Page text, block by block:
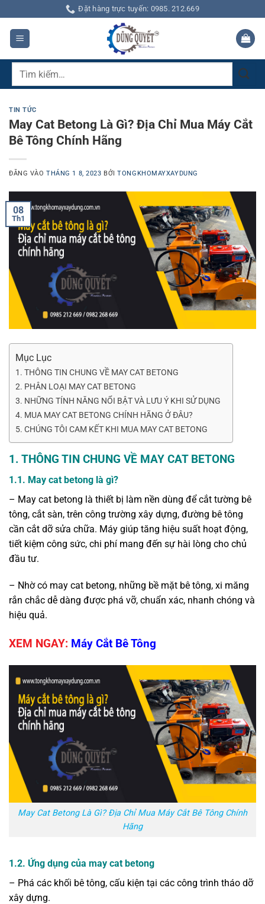
qua
dung
Đặt hàng trực tuyến: 0985. 212.669
Tìm
TIN TỨC
May Cat Betong Là Gì? Địa Chỉ Mua Máy Cắt
Bê Tông Chính Hãng
ĐĂNG VÀOTHÁNG 1 8, 2023 BỞITONGKHOMAYXAYDUNG
08
Th1
Mục Lục
1. THÔNG TIN CHUNG VỀ MAY CAT BETONG
2. PHÂN LOẠI MAY CAT BETONG
3. NHỮNG TÍNH NĂNG NỔI BẬT VÀ LƯU Ý KHI SỬ DỤNG
4. MUA MAY CAT BETONG CHÍNH HÃNG Ở ĐÂU?
5. CHÚNG TÔI CAM KẾT KHI MUA MAY CAT BETONG
1. THÔNG TIN CHUNG VỀ MAY CAT BETONG
1.1. May cat betong là gì?
– May cat betong là thiết bị làm nền dùng để cắt tường bê
tông, cắt sàn, trên công trường xây dựng, đường bê tông
cần cắt dỡ sửa chữa. Máy giúp tăng hiệu suất hoạt động,
tiết kiệm công sức, chi phí mang đến sự hài lòng cho chủ
đầu tư.
– Nhờ có may cat betong, những bề mặt bê tông, xi măng
rắn chắc dễ dàng được phá vỡ, chuẩn xác, nhanh chóng và
hiệu quả.
XEM NGAY: Máy Cắt Bê Tông
May Cat Betong Là Gì? Địa Chỉ Mua Máy Cắt Bê Tông Chính
Hãng
1.2. Ứng dụng của may cat betong
– Phá các khối bê tông, cấu kiện tại các công trình tháo dỡ
xây dựng.